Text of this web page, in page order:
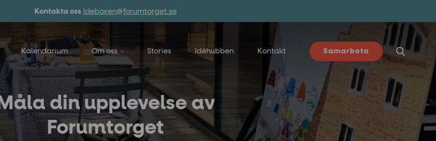
Kontakta oss Ideboxen@forumtorget.se
Kalendarium Om oss Stories Idéhubben Kontakt Samarbeta
Måla din upplevelse av
Forumtorget